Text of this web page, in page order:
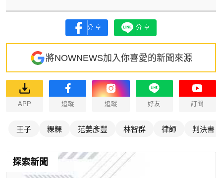
分享 分享
將NOWNEWS加入你喜愛的新聞來源
APP 追蹤 追蹤 好友 訂閱
王子 粿粿 范姜彥豐 林智群 律師 判決書
探索新聞